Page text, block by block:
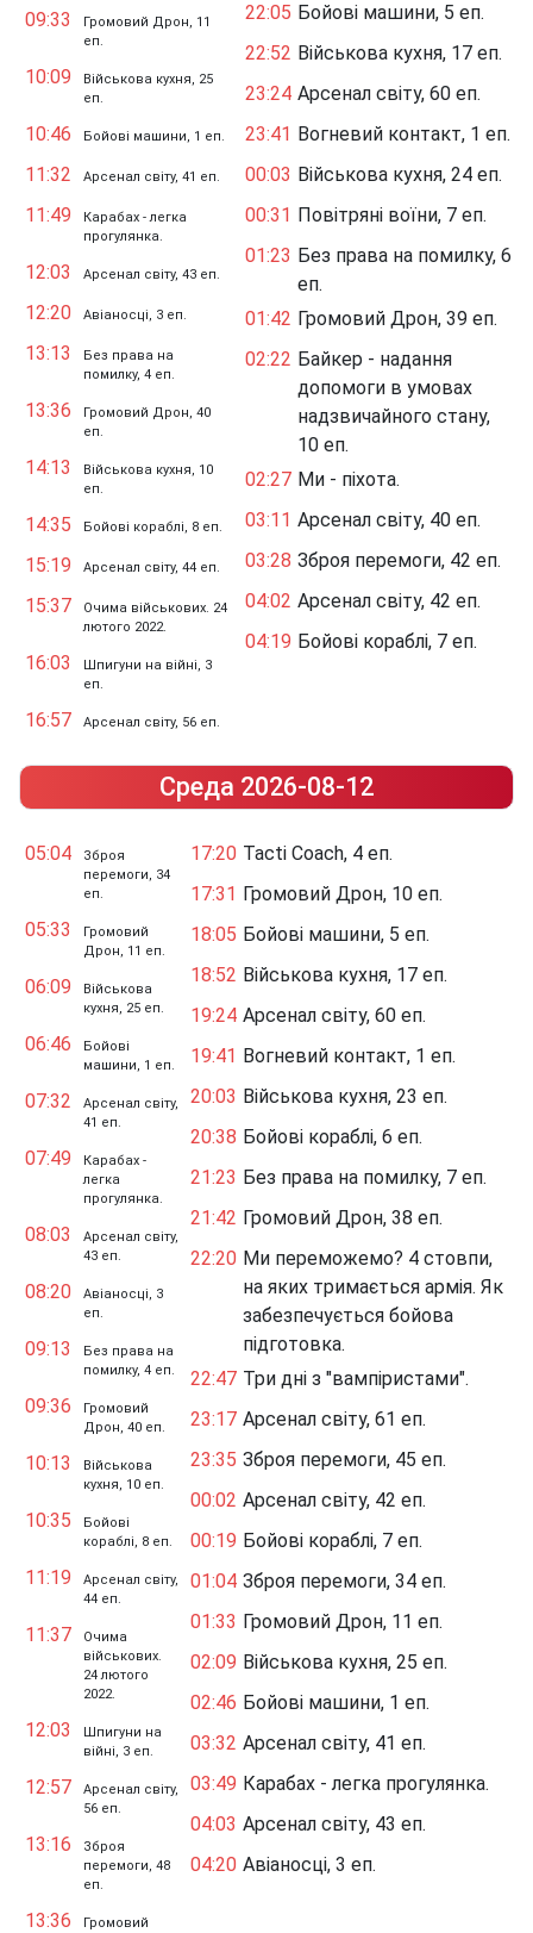
09:33
Громовий Дрон, 11
еп.
10:09
Військова кухня, 25
еп.
10:46 Бойові машини, 1 еп.
11:32 Арсенал світу, 41 еп.
11:49
Карабах - легка
прогулянка.
12:03 Арсенал світу, 43 еп.
12:20 Авіаносці, 3 еп.
13:13
Без права на
помилку, 4 еп.
13:36
Громовий Дрон, 40
еп.
14:13
Військова кухня, 10
еп.
14:35 Бойові кораблі, 8 еп.
15:19 Арсенал світу, 44 еп.
15:37
Очима військових. 24
лютого 2022.
16:03
Шпигуни на війні, 3
еп.
16:57 Арсенал світу, 56 еп.
22:05 Бойові машини, 5 еп.
22:52 Військова кухня, 17 еп.
23:24 Арсенал світу, 60 еп.
23:41 Вогневий контакт, 1 еп.
00:03 Військова кухня, 24 еп.
00:31 Повітряні воїни, 7 еп.
01:23 Без права на помилку, 6
еп.
01:42 Громовий Дрон, 39 еп.
02:22 Байкер - надання
допомоги в умовах
надзвичайного стану,
10 еп.
02:27 Ми - піхота.
03:11 Арсенал світу, 40 еп.
03:28 Зброя перемоги, 42 еп.
04:02 Арсенал світу, 42 еп.
04:19 Бойові кораблі, 7 еп.
Среда 2026-08-12
05:04
Зброя
перемоги, 34
еп.
05:33
Громовий
Дрон, 11 еп.
06:09
Військова
кухня, 25 еп.
06:46
Бойові
машини, 1 еп.
07:32
Арсенал світу,
41 еп.
07:49
Карабах -
легка
прогулянка.
08:03
Арсенал світу,
43 еп.
08:20
Авіаносці, 3
еп.
09:13
Без права на
помилку, 4 еп.
09:36
Громовий
Дрон, 40 еп.
10:13
Військова
кухня, 10 еп.
10:35
Бойові
кораблі, 8 еп.
11:19
Арсенал світу,
44 еп.
11:37
Очима
військових.
24 лютого
2022.
12:03
Шпигуни на
війні, 3 еп.
12:57
Арсенал світу,
56 еп.
13:16
Зброя
перемоги, 48
еп.
13:36
Громовий
17:20 Tacti Coach, 4 еп.
17:31 Громовий Дрон, 10 еп.
18:05 Бойові машини, 5 еп.
18:52 Військова кухня, 17 еп.
19:24 Арсенал світу, 60 еп.
19:41 Вогневий контакт, 1 еп.
20:03 Військова кухня, 23 еп.
20:38 Бойові кораблі, 6 еп.
21:23 Без права на помилку, 7 еп.
21:42 Громовий Дрон, 38 еп.
22:20 Ми переможемо? 4 стовпи,
на яких тримається армія. Як
забезпечується бойова
підготовка.
22:47 Три дні з "вампіристами".
23:17 Арсенал світу, 61 еп.
23:35 Зброя перемоги, 45 еп.
00:02 Арсенал світу, 42 еп.
00:19 Бойові кораблі, 7 еп.
01:04 Зброя перемоги, 34 еп.
01:33 Громовий Дрон, 11 еп.
02:09 Військова кухня, 25 еп.
02:46 Бойові машини, 1 еп.
03:32 Арсенал світу, 41 еп.
03:49 Карабах - легка прогулянка.
04:03 Арсенал світу, 43 еп.
04:20 Авіаносці, 3 еп.